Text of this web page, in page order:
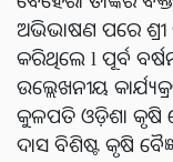
ଅଭିଭାଷଣ ପରେ ଶ୍ରୀ
କରିଥିଲେ l ପୂର୍ବ
ଉଲ୍ଲେଖନୀୟ
କୁଳପତି ଓଡ଼ିଶା କୃଷି
ଦାସ ବିଶିଷ୍ଟ କୃଷି